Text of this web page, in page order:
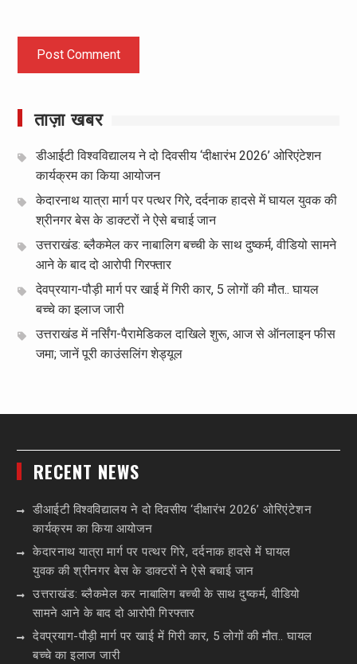
ताज़ा खबर
डीआईटी विश्वविद्यालय ने दो दिवसीय ‘दीक्षारंभ 2026’ ओरिएंटेशन
कार्यक्रम का किया आयोजन
केदारनाथ यात्रा मार्ग पर पत्थर गिरे, दर्दनाक हादसे में घायल युवक की
श्रीनगर बेस के डाक्टरों ने ऐसे बचाई जान
उत्तराखंड: ब्लैकमेल कर नाबालिग बच्ची के साथ दुष्कर्म, वीडियो सामने
आने के बाद दो आरोपी गिरफ्तार
देवप्रयाग-पौड़ी मार्ग पर खाई में गिरी कार, 5 लोगों की मौत.. घायल
बच्चे का इलाज जारी
उत्तराखंड में नर्सिंग-पैरामेडिकल दाखिले शुरू, आज से ऑनलाइन फीस
जमा; जानें पूरी काउंसलिंग शेड्यूल
RECENT NEWS
डीआईटी विश्वविद्यालय ने दो दिवसीय ‘दीक्षारंभ 2026’ ओरिएंटेशन
कार्यक्रम का किया आयोजन
केदारनाथ यात्रा मार्ग पर पत्थर गिरे, दर्दनाक हादसे में घायल
युवक की श्रीनगर बेस के डाक्टरों ने ऐसे बचाई जान
उत्तराखंड: ब्लैकमेल कर नाबालिग बच्ची के साथ दुष्कर्म, वीडियो
सामने आने के बाद दो आरोपी गिरफ्तार
देवप्रयाग-पौड़ी मार्ग पर खाई में गिरी कार, 5 लोगों की मौत.. घायल
बच्चे का इलाज जारी